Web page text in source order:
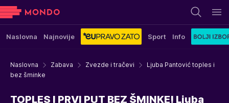
Naslovna Najnovije Sport Info
Naslovna Zabava Zvezde i tračevi
Ljuba Pantović toples i
bez šminke
TOPLES I PRVI PUT BEZ ŠMINKE! Ljuba